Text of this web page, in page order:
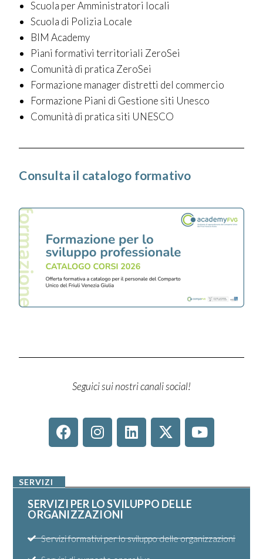
Scuola per Amministratori locali
Scuola di Polizia Locale
BIM Academy
Piani formativi territoriali ZeroSei
Comunità di pratica ZeroSei
Formazione manager distretti del commercio
Formazione Piani di Gestione siti Unesco
Comunità di pratica siti UNESCO
Consulta il catalogo formativo
Seguici sui nostri canali social!
SERVIZI
SERVIZI PER LO SVILUPPO DELLE
ORGANIZZAZIONI
Servizi formativi per lo sviluppo delle organizzazioni